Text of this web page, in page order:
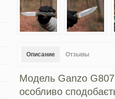
Описание Отзывы
Модель Ganzo G807
особливо